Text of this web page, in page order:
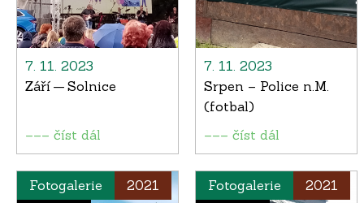
7. 11. 2023
Září — Solnice
––– číst dál
7. 11. 2023
Srpen – Police n.M.
(fotbal)
––– číst dál
Fotogalerie
2021
Fotogalerie
2021